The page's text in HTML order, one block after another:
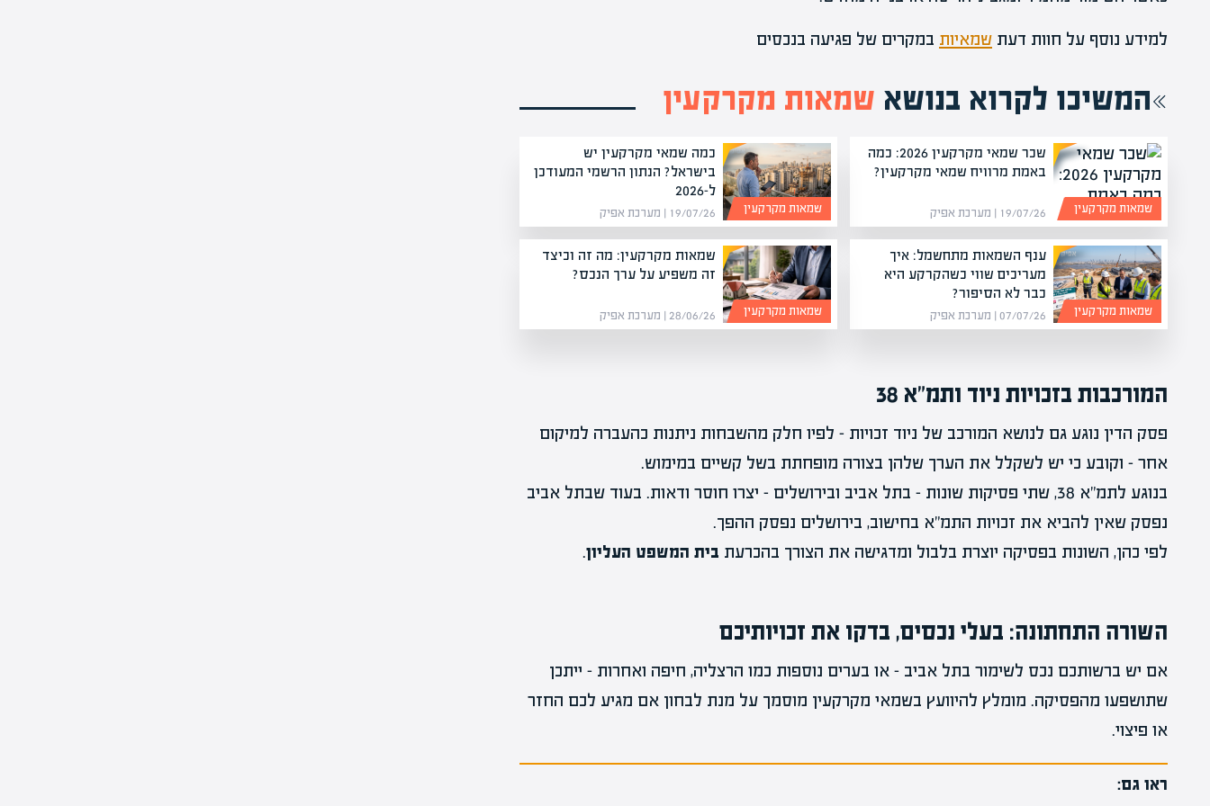
למידע נוסף על חוות דעת שמאיות במקרים של פגיעה בנכסים
המשיכו לקרוא בנושא שמאות מקרקעין
שכר שמאי מקרקעין 2026: כמה
באמת מרוויח שמאי מקרקעין?
19/07/26 | מערכת אפיק שמאות מקרקעין
כמה שמאי מקרקעין יש
בישראל? הנתון הרשמי המעודכן
ל-2026
19/07/26 | מערכת אפיק שמאות מקרקעין
ענף השמאות מתחשמל: איך
מעריכים שווי כשהקרקע היא
כבר לא הסיפור?
07/07/26 | מערכת אפיק שמאות מקרקעין
שמאות מקרקעין: מה זה וכיצד
זה משפיע על ערך הנכס?
28/06/26 | מערכת אפיק שמאות מקרקעין
המורכבות בזכויות ניוד ותמ"א 38
פסק הדין נוגע גם לנושא המורכב של ניוד זכויות – לפיו חלק מהשבחות ניתנות כהעברה למיקום
אחר – וקובע כי יש לשקלל את הערך שלהן בצורה מופחתת בשל קשיים במימוש.
בנוגע לתמ"א 38, שתי פסיקות שונות – בתל אביב ובירושלים – יצרו חוסר ודאות. בעוד שבתל אביב
נפסק שאין להביא את זכויות התמ"א בחישוב, בירושלים נפסק ההפך.
לפי כהן, השונות בפסיקה יוצרת בלבול ומדגישה את הצורך בהכרעת בית המשפט העליון.
השורה התחתונה: בעלי נכסים, בדקו את זכויותיכם
אם יש ברשותכם נכס לשימור בתל אביב – או בערים נוספות כמו הרצליה, חיפה ואחרות – ייתכן
שתושפעו מהפסיקה. מומלץ להיוועץ בשמאי מקרקעין מוסמך על מנת לבחון אם מגיע לכם החזר
או פיצוי.
ראו גם: